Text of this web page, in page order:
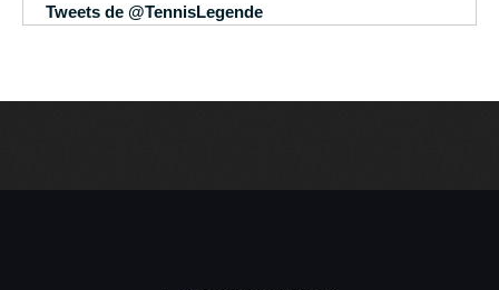
Tweets de @TennisLegende